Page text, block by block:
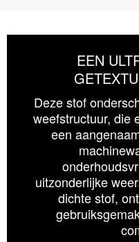
EEN
Deze stof
weefstructuur, die
een
uitzonderlijke
dichte stof,